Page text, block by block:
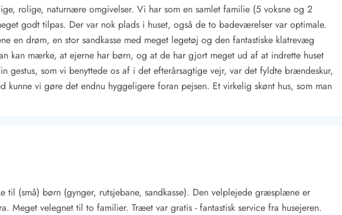
Kontakt FanøKontakt BlåvandKontakt VejersKontakt HenneKontakt RømøKontakt
rolige, naturnære omgivelser. Vi har som en samlet familie (5 voksne og 2
godt tilpas. Der var nok plads i huset, også de to badeværelser var optimale.
en drøm, en stor sandkasse med meget legetøj og den fantastiske klatrevæg
kan mærke, at ejerne har børn, og at de har gjort meget ud af at indrette huset
gestus, som vi benyttede os af i det efterårsagtige vejr, var det fyldte brændeskur,
kunne vi gøre det endnu hyggeligere foran pejsen. Et virkelig skønt hus, som man
til (små) børn (gynger, rutsjebane, sandkasse). Den velplejede græsplæne er
Meget velegnet til to familier. Træet var gratis - fantastisk service fra husejeren.